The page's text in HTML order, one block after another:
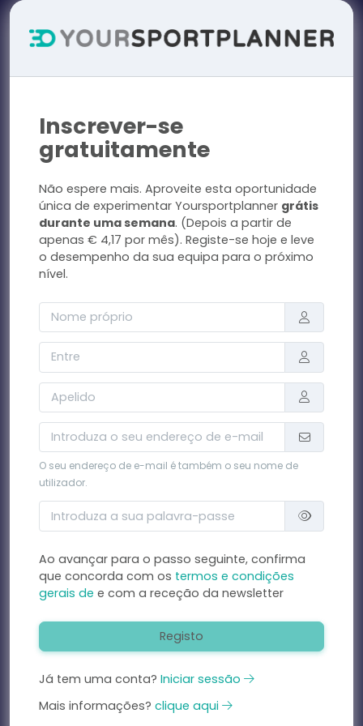
Inscrever-se
gratuitamente
Não espere mais. Aproveite esta oportunidade
única de experimentar Yoursportplanner grátis
durante uma semana. (Depois a partir de
apenas € 4,17 por mês). Registe-se hoje e leve
o desempenho da sua equipa para o próximo
nível.
O seu endereço de e-mail é também o seu nome de
utilizador.
Ao avançar para o passo seguinte, confirma
que concorda com os termos e condições
gerais de e com a receção da newsletter
Registo
Já tem uma conta? Iniciar sessão
Mais informações? clique aqui